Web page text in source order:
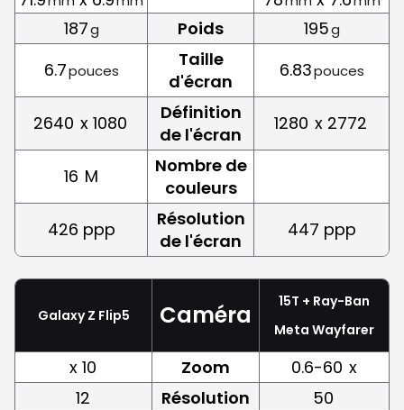
187g Poids 195g
6.7pouces
Taille
d'écran
6.83pouces
2640 x 1080
Définition
de l'écran
1280 x 2772
16 M
Nombre de
couleurs
426 ppp
Résolution
de l'écran
447 ppp
Galaxy Z Flip5 Caméra
15T + Ray-Ban
Meta Wayfarer
x 10 Zoom 0.6-60 x
12
Résolution
50